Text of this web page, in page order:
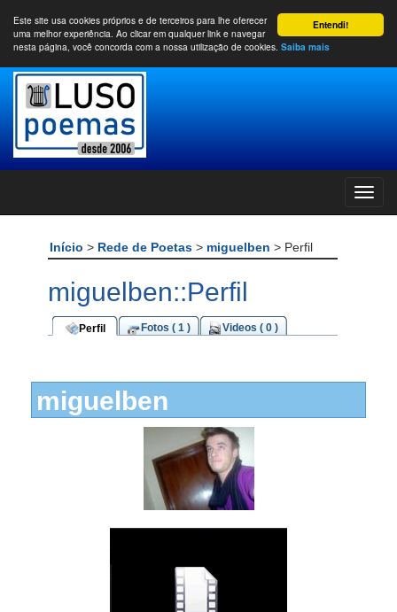
Entendi!
Este site usa cookies próprios e de terceiros para lhe oferecer
uma melhor experiência. Ao clicar em qualquer link e navegar
nesta página, você concorda com a nossa utilização de cookies. Saiba mais
Início > Rede de Poetas > miguelben > Perfil
miguelben::Perfil
Perfil Fotos ( 1 ) Videos ( 0 )
miguelben